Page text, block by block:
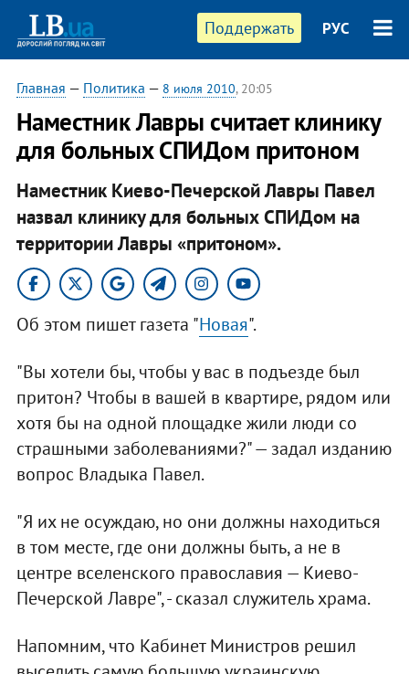
Поддержать РУС
Главная — Политика — 8 июля 2010, 20:05
Наместник Лавры считает клинику
для больных СПИДом притоном
Наместник Киево-Печерской Лавры Павел
назвал клинику для больных СПИДом на
территории Лавры «притоном».
Об этом пишет газета "Новая".
"Вы хотели бы, чтобы у вас в подъезде был
притон? Чтобы в вашей в квартире, рядом или
хотя бы на одной площадке жили люди со
страшными заболеваниями?" — задал изданию
вопрос Владыка Павел.
"Я их не осуждаю, но они должны находиться
в том месте, где они должны быть, а не в
центре вселенского православия — Киево-
Печерской Лавре", - сказал служитель храма.
Напомним, что Кабинет Министров решил